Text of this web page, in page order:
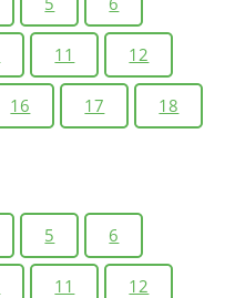
11 12
16 17 18
5 6
11 12